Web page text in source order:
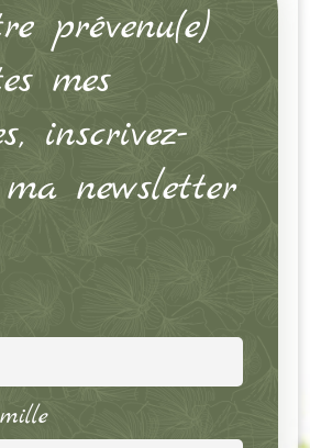
prévenu(e)
mes
inscrivez-
newsletter